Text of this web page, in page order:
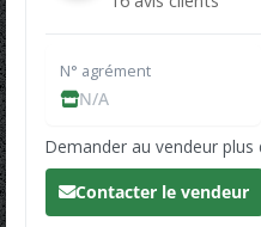
N° agrément
N/A
Demander au vendeur plus
Contacter le vendeur